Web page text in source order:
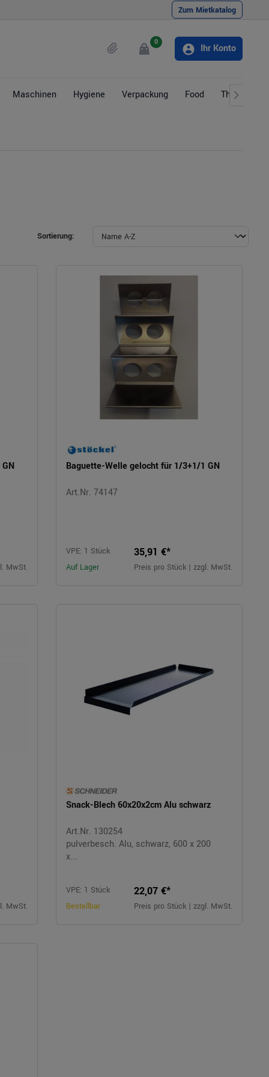
Zum Mietkatalog
0
Ihr Konto
Maschinen Hygiene Verpackung Food Themen
Sortierung:
MwSt.
Baguette-Welle gelocht für 1/3+1/1 GN
Art.Nr. 74147
VPE: 1 Stück
Auf Lager
35,91 €*
Preis pro Stück | zzgl. MwSt.
MwSt.
Snack-Blech 60x20x2cm Alu schwarz
Art.Nr. 130254
pulverbesch. Alu, schwarz, 600 x 200
x...
VPE: 1 Stück
Bestellbar
22,07 €*
Preis pro Stück | zzgl. MwSt.